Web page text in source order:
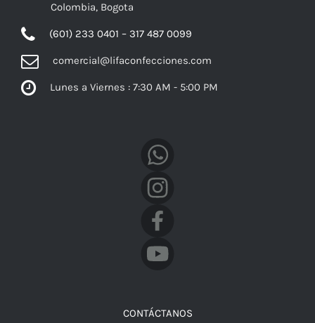
Colombia, Bogota
(601) 233 0401 – 317 487 0099
comercial@lifaconfecciones.com
Lunes a Viernes : 7:30 AM - 5:00 PM
CONTÁCTANOS